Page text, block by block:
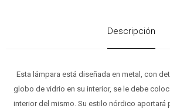
Descripción
Esta lámpara está diseñada en metal, con
globo de vidrio en su interior, se le debe
interior del mismo. Su estilo nórdico aportará